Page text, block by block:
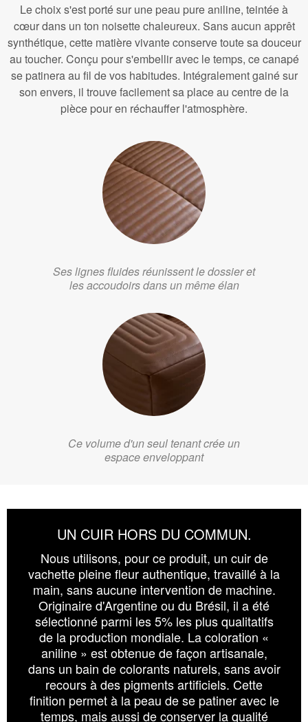
Le choix s'est porté sur une peau pure aniline, teintée à
cœur dans un ton noisette chaleureux. Sans aucun apprêt
synthétique, cette matière vivante conserve toute sa douceur
au toucher. Conçu pour s'embellir avec le temps, ce canapé
se patinera au fil de vos habitudes. Intégralement gainé sur
son envers, il trouve facilement sa place au centre de la
pièce pour en réchauffer l'atmosphère.
Ses lignes fluides réunissent le dossier et
les accoudoirs dans un même élan
Ce volume d'un seul tenant crée un
espace enveloppant
UN CUIR HORS DU COMMUN.
Nous utilisons, pour ce produit, un cuir de
vachette pleine fleur authentique, travaillé à la
main, sans aucune intervention de machine.
Originaire d'Argentine ou du Brésil, il a été
sélectionné parmi les 5% les plus qualitatifs
de la production mondiale. La coloration «
aniline » est obtenue de façon artisanale,
dans un bain de colorants naturels, sans avoir
recours à des pigments artificiels. Cette
finition permet à la peau de se patiner avec le
temps, mais aussi de conserver la qualité